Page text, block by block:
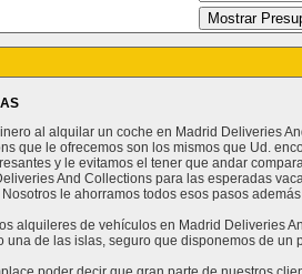
al alquilar un coche en Madrid Deliveries
que le ofrecemos son los mismos que Ud.
y le evitamos el tener que andar
And Collections para las esperadas
le ahorramos todos esos pasos
alquileres de vehículos en Madrid Deliveries
una de las islas, seguro que disponemos de un